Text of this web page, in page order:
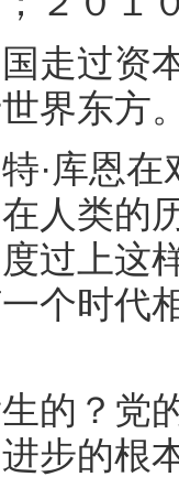
过资本
界东方
库恩在
人类的
过上这
个时代
？党的
步的根